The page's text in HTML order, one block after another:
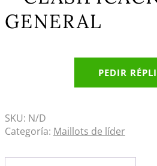
GENERAL
PEDIR
SKU: N/D
Categoría: Maillots de líder